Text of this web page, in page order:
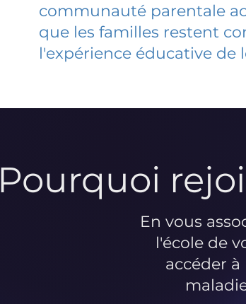
communauté parentale
que les familles restent
l'expérience éducative de
Pourquoi
En vous
l'école de
accéder